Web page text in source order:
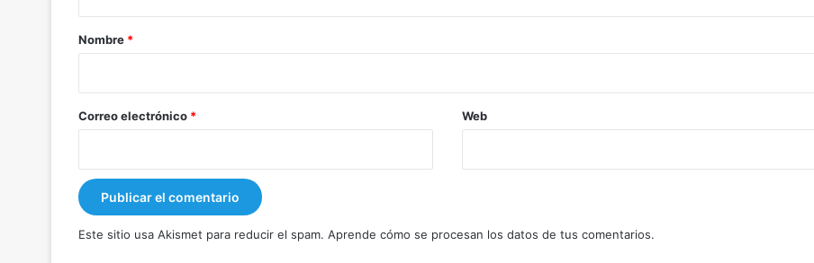
r
*
Nombre *
Correo electrónico * Web
Este sitio usa Akismet para reducir el spam. Aprende cómo se procesan los datos de tus comentarios.